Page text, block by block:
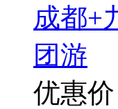
成都+
团游
优惠